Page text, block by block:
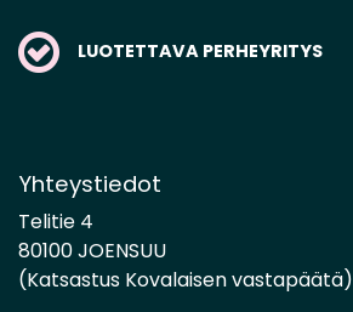
LUOTETTAVA PERHEYRITYS
Yhteystiedot
Telitie 4
80100 JOENSUU
(Katsastus Kovalaisen vastapäätä)